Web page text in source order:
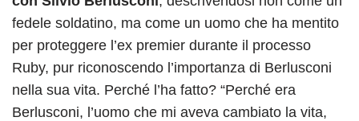
fedele soldatino, ma come un uomo che ha mentito
per proteggere l’ex premier durante il processo
Ruby, pur riconoscendo l’importanza di Berlusconi
nella sua vita. Perché l’ha fatto? “Perché era
Berlusconi, l’uomo che mi aveva cambiato la vita,